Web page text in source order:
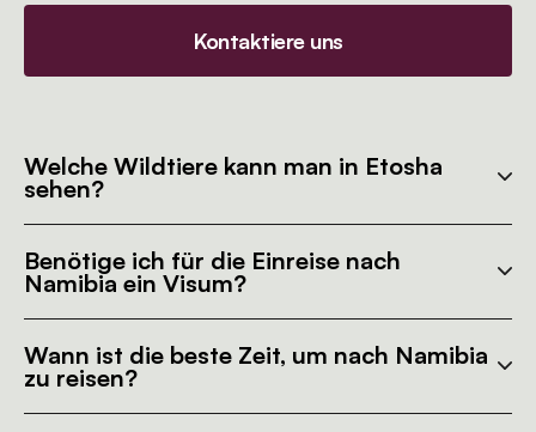
Kontaktiere uns
Welche Wildtiere kann man in Etosha
sehen?
Benötige ich für die Einreise nach
Namibia ein Visum?
Wann ist die beste Zeit, um nach Namibia
zu reisen?